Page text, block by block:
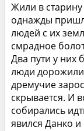
Жили в
однажды
людей с их
смрадное
Два пути у них
люди дорожили
дремучие
скрывается. И
собирались
явился Данко и